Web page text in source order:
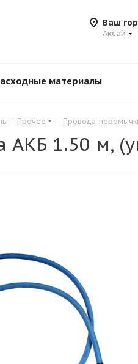
Ваш
Аксай
материалы
- Прочее - Провода-
АКБ 1.50 м,